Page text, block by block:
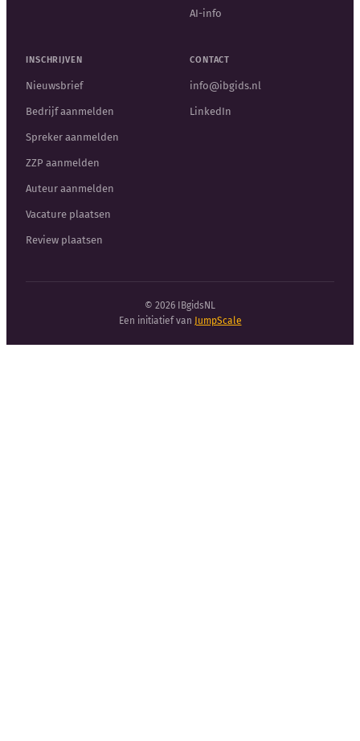
AI-info
INSCHRIJVEN
Nieuwsbrief
Bedrijf aanmelden
Spreker aanmelden
ZZP aanmelden
Auteur aanmelden
Vacature plaatsen
Review plaatsen
CONTACT
info@ibgids.nl
LinkedIn
© 2026 IBgidsNL
Een initiatief van JumpScale